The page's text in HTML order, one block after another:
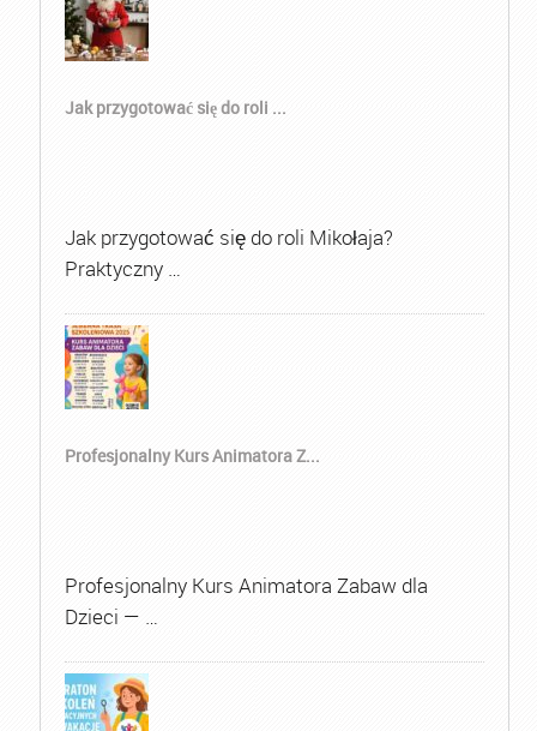
Jak przygotować się do roli ...
Jak przygotować się do roli Mikołaja?
Praktyczny …
Profesjonalny Kurs Animatora Z...
Profesjonalny Kurs Animatora Zabaw dla
Dzieci — …